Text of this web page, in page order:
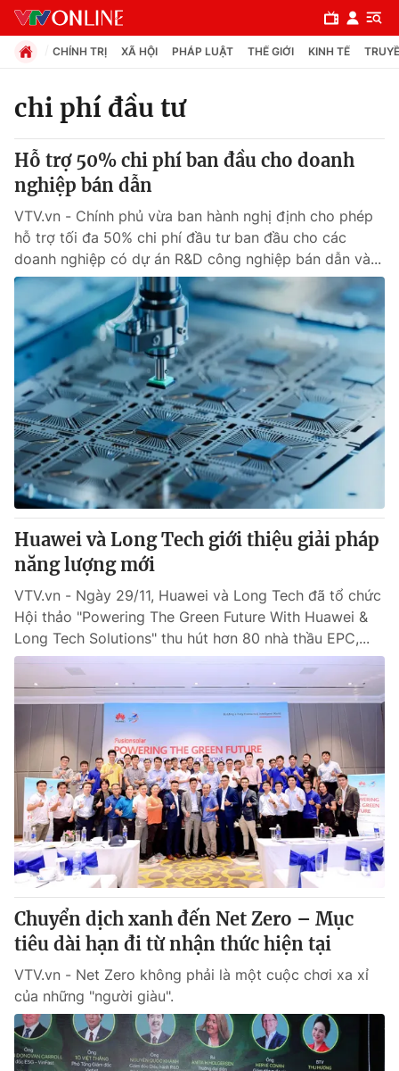
Chuyên mục
Chính trị
Xã hội
Pháp luật
Y tế
Thế giới
Tin tức
Thế giới đó đây
Câu chuyện quốc tế
Kinh tế
Tài chính
Thị trường
Góc doanh nghiệp
Dữ liệu và đời sống
Truyền hình
Phim VTV
Hậu trường
Nhân vật
Khán giả
Giải sao mai
Giải trí
Điện ảnh
Âm nhạc
Sao
Đời sống
Du lịch
Chất lượng cuộc sống
Giáo dục
Tuyển sinh
Học trực tuyến
Công nghệ
Hitech Công nghệ tương lai
Sản phẩm
Thị trường
Tư vấn
Giao lưu trực tuyến
Lịch phát sóng
Chuyên mục khác
Emagazine Podcast
Photo
Video Shorts video
CHÍNH TRỊ XÃ HỘI PHÁP LUẬT THẾ GIỚI KINH TẾ
chi phí đầu tư
Hỗ trợ 50% chi phí ban đầu cho doanh
nghiệp bán dẫn
VTV.vn - Chính phủ vừa ban hành nghị định cho phép
hỗ trợ tối đa 50% chi phí đầu tư ban đầu cho các
doanh nghiệp có dự án R&D công nghiệp bán dẫn và...
Huawei và Long Tech giới thiệu giải pháp
năng lượng mới
VTV.vn - Ngày 29/11, Huawei và Long Tech đã tổ chức
Hội thảo "Powering The Green Future With Huawei &
Long Tech Solutions" thu hút hơn 80 nhà thầu EPC,...
Chuyển dịch xanh đến Net Zero – Mục
tiêu dài hạn đi từ nhận thức hiện tại
VTV.vn - Net Zero không phải là một cuộc chơi xa xỉ
của những "người giàu".